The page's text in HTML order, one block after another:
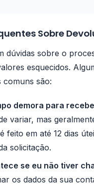
Sobre
dúvidas sobre o
esquecidos.
comuns são:
demora para
variar, mas
feito em até 12 dias
solicitação.
se eu não tiver
os dados da sua